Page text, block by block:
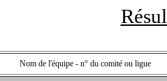
Nom de l'équipe - n° du comité ou ligue